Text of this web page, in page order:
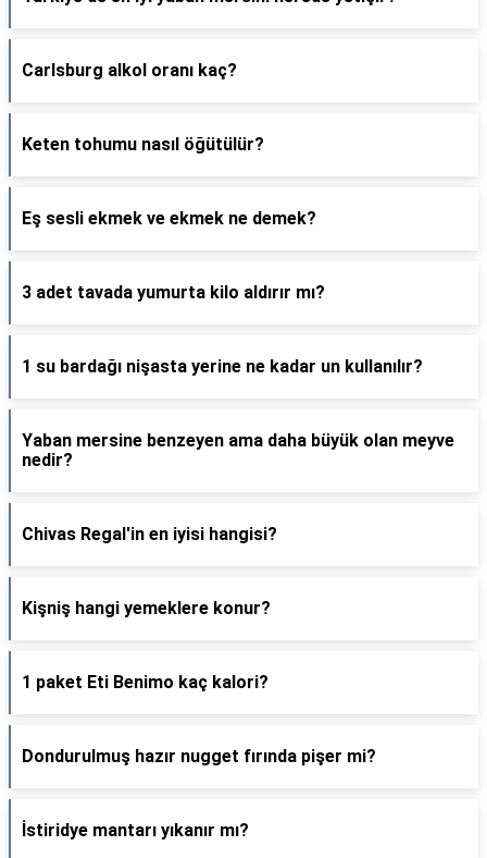
Carlsburg alkol oranı kaç?
Keten tohumu nasıl öğütülür?
Eş sesli ekmek ve ekmek ne demek?
3 adet tavada yumurta kilo aldırır mı?
1 su bardağı nişasta yerine ne kadar un kullanılır?
Yaban mersine benzeyen ama daha büyük olan meyve
nedir?
Chivas Regal'in en iyisi hangisi?
Kişniş hangi yemeklere konur?
1 paket Eti Benimo kaç kalori?
Dondurulmuş hazır nugget fırında pişer mi?
İstiridye mantarı yıkanır mı?